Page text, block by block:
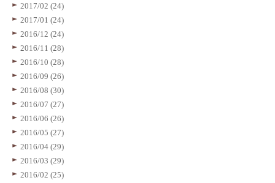
2017/02 (24)
2017/01 (24)
2016/12 (24)
2016/11 (28)
2016/10 (28)
2016/09 (26)
2016/08 (30)
2016/07 (27)
2016/06 (26)
2016/05 (27)
2016/04 (29)
2016/03 (29)
2016/02 (25)